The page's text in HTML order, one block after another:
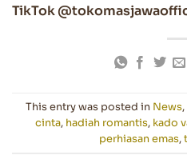
TikTok
This entry was posted in News,
cinta, hadiah romantis, kado
perhiasan emas,